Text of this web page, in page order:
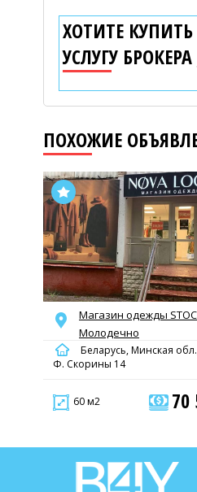
ХОТИТЕ
УСЛУГУ БРОКЕРА
ПОХОЖИЕ
Магазин одежды
Молодечно
Беларусь, Минская
Ф. Скорины 14
60 м2 70